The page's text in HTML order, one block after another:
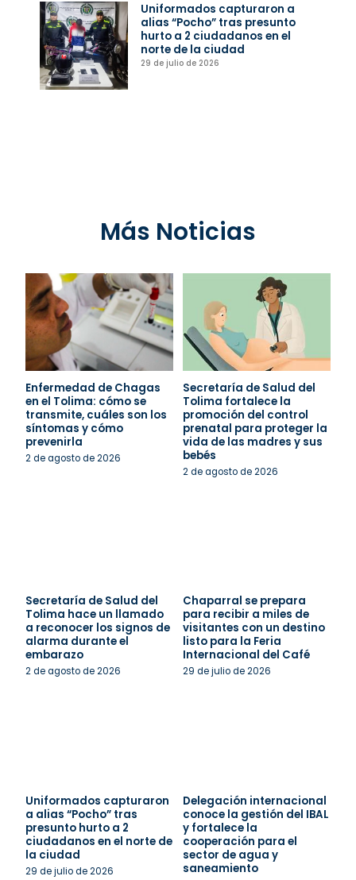
Uniformados capturaron a
alias “Pocho” tras presunto
hurto a 2 ciudadanos en el
norte de la ciudad
29 de julio de 2026
Más Noticias
Enfermedad de Chagas
en el Tolima: cómo se
transmite, cuáles son los
síntomas y cómo
prevenirla
2 de agosto de 2026
Secretaría de Salud del
Tolima fortalece la
promoción del control
prenatal para proteger la
vida de las madres y sus
bebés
2 de agosto de 2026
Secretaría de Salud del
Tolima hace un llamado
a reconocer los signos de
alarma durante el
embarazo
2 de agosto de 2026
Chaparral se prepara
para recibir a miles de
visitantes con un destino
listo para la Feria
Internacional del Café
29 de julio de 2026
Uniformados capturaron
a alias “Pocho” tras
presunto hurto a 2
ciudadanos en el norte de
la ciudad
29 de julio de 2026
Delegación internacional
conoce la gestión del IBAL
y fortalece la
cooperación para el
sector de agua y
saneamiento